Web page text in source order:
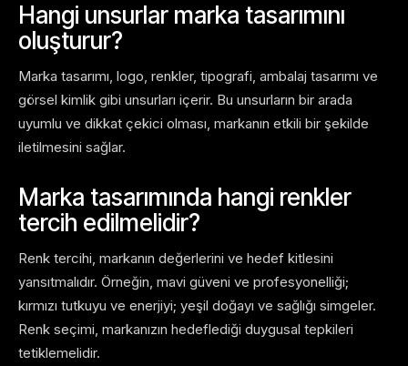
Hangi unsurlar marka tasarımını
oluşturur?
Marka tasarımı, logo, renkler, tipografi, ambalaj tasarımı ve
görsel kimlik gibi unsurları içerir. Bu unsurların bir arada
uyumlu ve dikkat çekici olması, markanın etkili bir şekilde
iletilmesini sağlar.
Marka tasarımında hangi renkler
tercih edilmelidir?
Renk tercihi, markanın değerlerini ve hedef kitlesini
yansıtmalıdır. Örneğin, mavi güveni ve profesyonelliği;
kırmızı tutkuyu ve enerjiyi; yeşil doğayı ve sağlığı simgeler.
Renk seçimi, markanızın hedeflediği duygusal tepkileri
tetiklemelidir.